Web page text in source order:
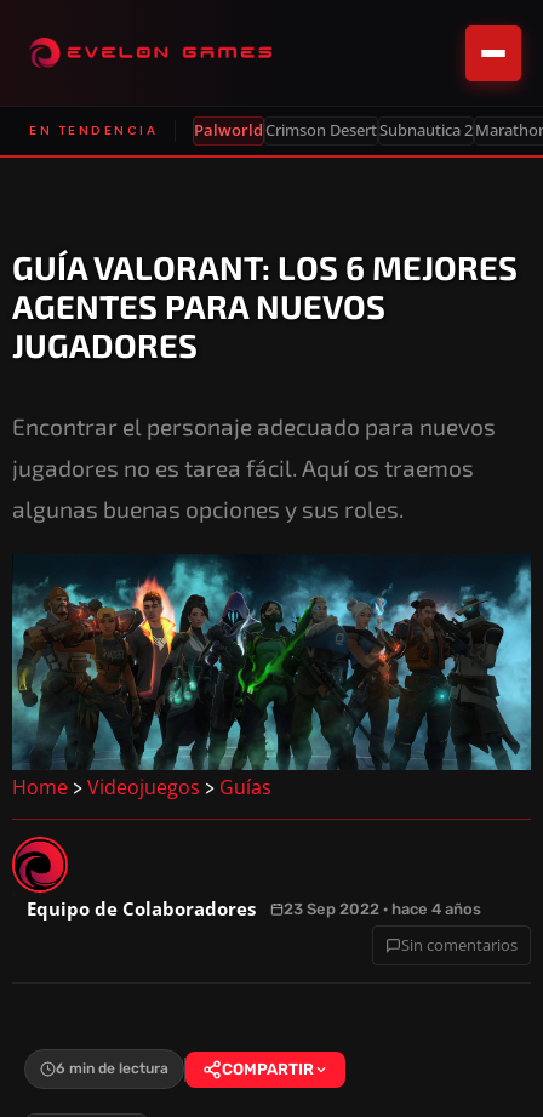
EN TENDENCIA PalworldCrimson DesertSubnautica 2
GUÍA VALORANT: LOS 6 MEJORES
AGENTES PARA NUEVOS
JUGADORES
Encontrar el personaje adecuado para nuevos
jugadores no es tarea fácil. Aquí os traemos
algunas buenas opciones y sus roles.
Home > Videojuegos > Guías
Equipo de Colaboradores 23 Sep 2022 · hace 4 años
Sin comentarios
6 min de lectura COMPARTIR